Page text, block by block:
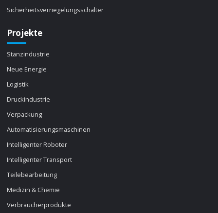
Sicherheitsverriegelungsschalter
Projekte
Stanzindustrie
Neue Energie
Logistik
Druckindustrie
Verpackung
Automatisierungsmaschinen
Intelligenter Roboter
Intelligenter Transport
Teilebearbeitung
Medizin & Chemie
Verbraucherprodukte